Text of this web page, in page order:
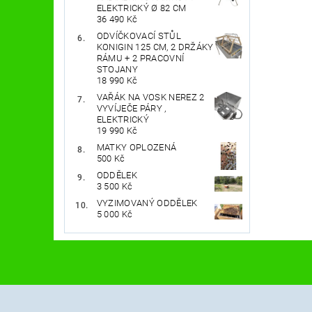
ELEKTRICKÝ Ø 82 CM
36 490 Kč
ODVÍČKOVACÍ STŮL
KONIGIN 125 CM, 2 DRŽÁKY
RÁMU + 2 PRACOVNÍ
STOJANY
18 990 Kč
VAŘÁK NA VOSK NEREZ 2
VYVÍJEČE PÁRY ,
ELEKTRICKÝ
19 990 Kč
MATKY OPLOZENÁ
500 Kč
ODDĚLEK
3 500 Kč
VYZIMOVANÝ ODDĚLEK
5 000 Kč